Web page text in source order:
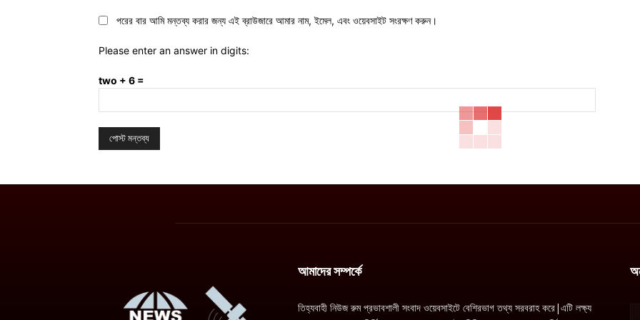
পরের বার আমি মন্তব্য করার জন্য এই ব্রাউজারে আমার নাম, ইমেল, এবং ওয়েবসাইট সংরক্ষণ করুন।
Please enter an answer in digits:
two + 6 =
আমাদের সম্পর্কে
তিহ্যবাহী নিউজ রুম প্রভাবশালী সংবাদ ওয়েবসাইটে বেশিরভাগ তথ্য সরবরাহ করে|এটি লক্ষ্য